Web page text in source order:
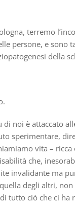
terremo
persone, e sono
della
noi è attaccato
sperimentare,
vita – ricca
à che,
invalidante ma
degli altri,
tutto ciò che ci ha